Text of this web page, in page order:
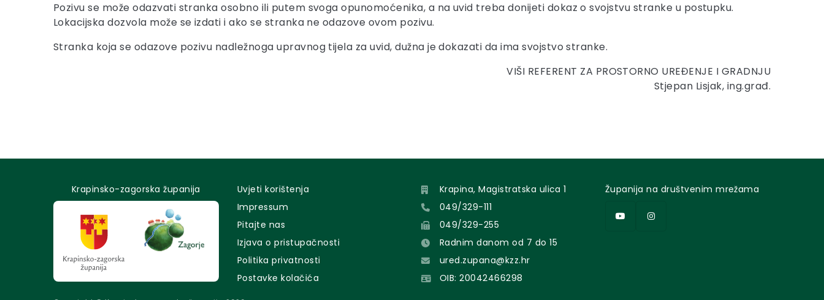
Pozivu se može odazvati stranka osobno ili putem svoga opunomoćenika, a na uvid treba donijeti dokaz o svojstvu stranke u postupku.
Lokacijska dozvola može se izdati i ako se stranka ne odazove ovom pozivu.
Stranka koja se odazove pozivu nadležnoga upravnog tijela za uvid, dužna je dokazati da ima svojstvo stranke.
VIŠI REFERENT ZA PROSTORNO UREĐENJE I GRADNJU
Stjepan Lisjak, ing.građ.
Krapinsko-zagorska županija
Uvjeti korištenja
Impressum
Pitajte nas
Izjava o pristupačnosti
Politika privatnosti
Postavke kolačića
Krapina, Magistratska ulica 1
049/329-111
049/329-255
Radnim danom od 7 do 15
ured.zupana@kzz.hr
OIB: 20042466298
Županija na društvenim mrežama